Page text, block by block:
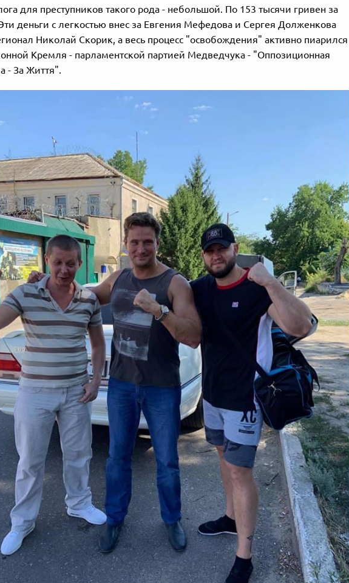
для преступников такого рода - небольшой. По 153 тысячи гривен за
деньги с легкостью внес за Евгения Мефедова и Сергея Долженкова
Николай Скорик, а весь процесс "освобождения" активно пиарился
Кремля - парламентской партией Медведчука - "Оппозиционная
- За Життя".